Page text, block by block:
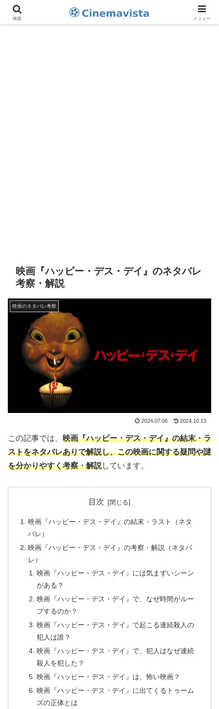
映画『ハッピー・デス・デイ』のネタバレ
考察・解説
映画のネタバレ考察
2024.07.06 2024.10.13
この記事では、 映画『ハッピー・デス・デイ』の結末・ラ
ストをネタバレありで解説し、この映画に関する疑問や謎
を分かりやすく考察・解説しています。
目次
映画『ハッピー・デス・デイ』の結末・ラスト（ネタ
バレ）
映画『ハッピー・デス・デイ』の考察・解説（ネタバ
レ）
映画『ハッピー・デス・デイ』には気まずいシーン
がある？
映画『ハッピー・デス・デイ』で、なぜ時間がルー
プするのか？
映画『ハッピー・デス・デイ』で起こる連続殺人の
犯人は誰？
映画『ハッピー・デス・デイ』で、犯人はなぜ連続
殺人を犯した？
映画『ハッピー・デス・デイ』は、怖い映画？
映画『ハッピー・デス・デイ』に出てくるトゥーム
ズの正体とは
検索 メニュー